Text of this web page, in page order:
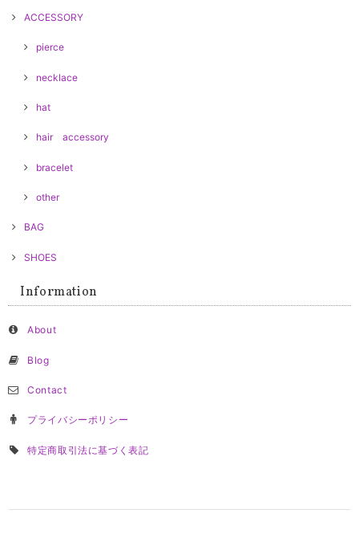
ACCESSORY
pierce
necklace
hat
hair accessory
bracelet
other
BAG
SHOES
Information
About
Blog
Contact
プライバシーポリシー
特定商取引法に基づく表記